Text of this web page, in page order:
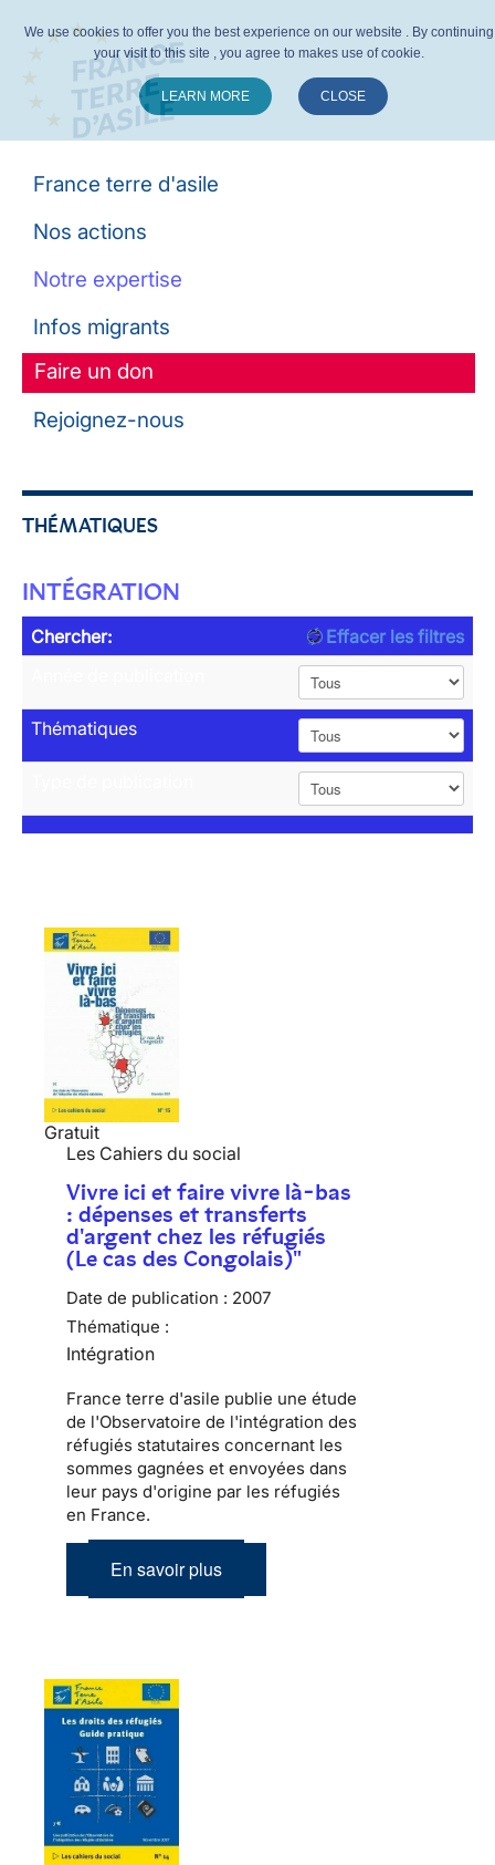
France terre d'asile
Nos actions
Notre expertise
Infos migrants
Faire un don
Rejoignez-nous
THÉMATIQUES
INTÉGRATION
Chercher:
Effacer les filtres
Thématiques
Gratuit
Les Cahiers du social
Vivre ici et faire vivre là-bas
: dépenses et transferts
d'argent chez les réfugiés
(Le cas des Congolais)"
Date de publication : 2007
Thématique :
Intégration
France terre d'asile publie une étude
de l'Observatoire de l'intégration des
réfugiés statutaires concernant les
sommes gagnées et envoyées dans
leur pays d'origine par les réfugiés
en France.
En savoir plus
We use cookies to offer you the best experience on our website . By continuing
your visit to this site , you agree to makes use of cookie.
LEARN MORE CLOSE